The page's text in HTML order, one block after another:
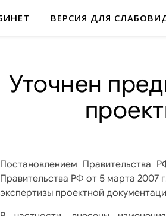
ВЕРСИЯ ДЛЯ
Уточнен
Постановлением Правительства
Правительства РФ от 5 марта 2007
экспертизы проектной